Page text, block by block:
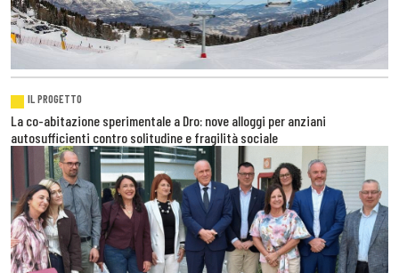
IL PROGETTO
La co-abitazione sperimentale a Dro: nove alloggi per anziani
autosufficienti contro solitudine e fragilità sociale